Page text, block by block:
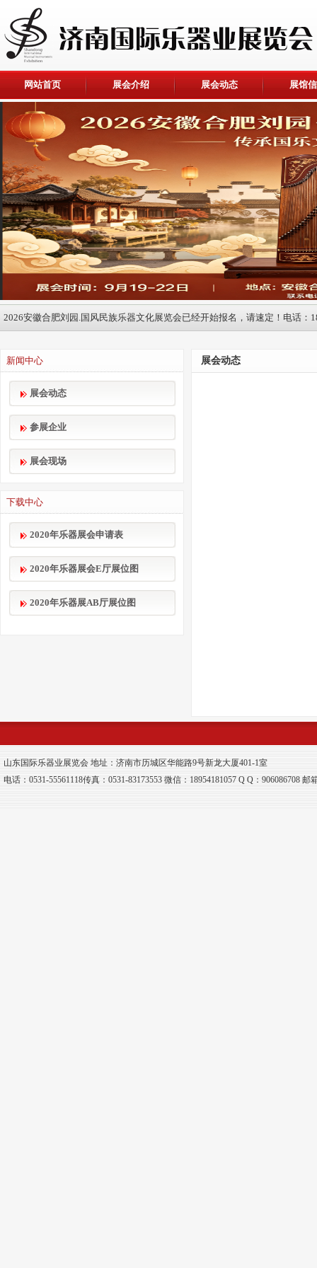
网站首页 展会介绍 展会动态 展馆
2026安徽合肥刘园.国风民族乐器文化展览会已经开始报名，请速定！电话：
新闻中心
展会动态
参展企业
展会现场
下载中心
2020年乐器展会申请表
2020年乐器展会E厅展位图
2020年乐器展AB厅展位图
展会动态
山东国际乐器业展览会 地址：济南市历城区华能路9号新龙大厦401-1室
电话：0531-55561118传真：0531-83173553 微信：18954181057 Q Q：906086708 邮